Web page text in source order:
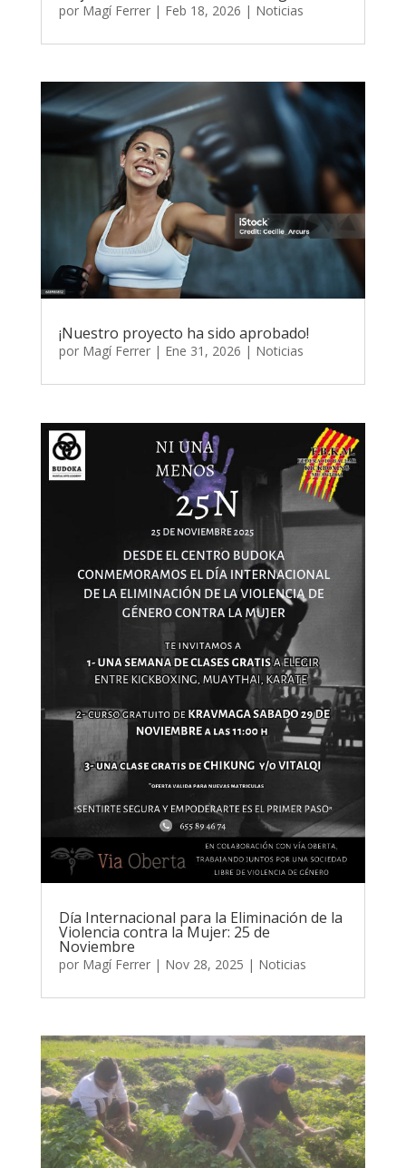
por Magí Ferrer| Feb 18, 2026 | Noticias
¡Nuestro proyecto ha sido aprobado!
por Magí Ferrer| Ene 31, 2026 | Noticias
Día Internacional para la Eliminación de la
Violencia contra la Mujer: 25 de
Noviembre
por Magí Ferrer| Nov 28, 2025 | Noticias